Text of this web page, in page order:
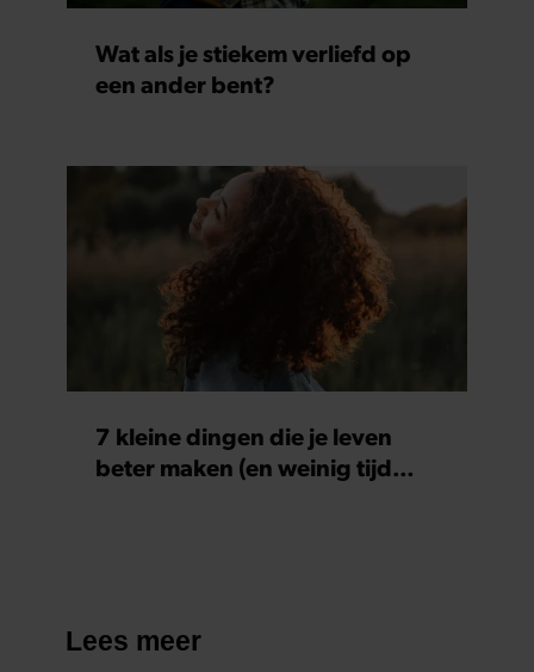
Wat als je stiekem verliefd op
een ander bent?
7 kleine dingen die je leven
beter maken (en weinig tijd